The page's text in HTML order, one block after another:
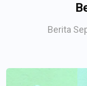
Berita